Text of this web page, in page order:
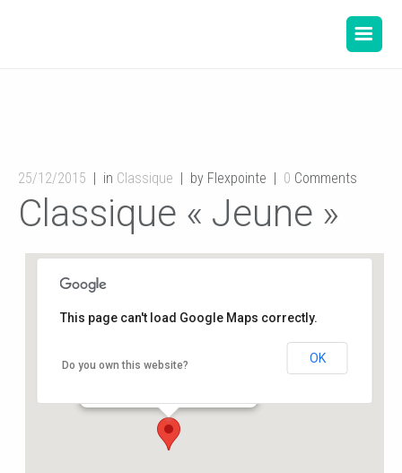
25/12/2015 in Classique by Flexpointe 0 Comments
Classique « Jeune »
Salle de danse de la Mairie
12, rue de l'hôtel de ville - Buxerolles
This page can't load Google Maps correctly.
Do you own this website?
OK